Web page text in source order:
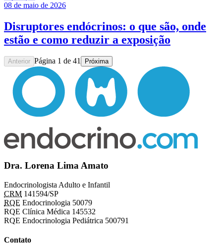
08 de maio de 2026
Disruptores endócrinos: o que são, onde
estão e como reduzir a exposição
Anterior Página 1 de 41 Próxima
Dra. Lorena Lima Amato
Endocrinologista Adulto e Infantil
CRM 141594/SP
RQE Endocrinologia 50079
RQE Clínica Médica 145532
RQE Endocrinologia Pediátrica 500791
Contato